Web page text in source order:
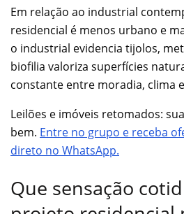
Em relação ao industrial
residencial é menos urbano e
o industrial evidencia tijolos,
biofilia valoriza superfícies
constante entre moradia, clima
Leilões e imóveis retomados:
bem. Entre no grupo e receba
direto no WhatsApp.
Que sensação